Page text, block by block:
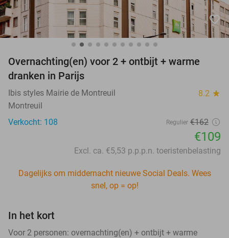
favorite_border
Overnachting(en) voor 2 + ontbijt + warme
dranken in Parijs
Ibis styles Mairie de Montreuil 8.2 star
Montreuil
Verkocht: 108
Regulier €162
€109
Excl. ca. €5,53 p.p.p.n. toeristenbelasting
Dagelijks om middernacht nieuwe Social Deals. Wees
snel, op = op!
In het kort
Voor 2 personen: overnachting(en) + ontbijt + warme